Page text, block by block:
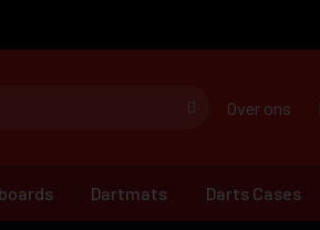
Over ons
Dartmats Darts Cases